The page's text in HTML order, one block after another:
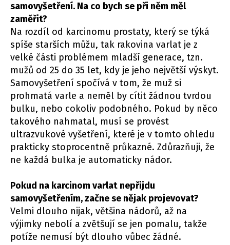
samovyšetření. Na co bych se při něm měl
zaměřit?
Na rozdíl od karcinomu prostaty, který se týká
spíše starších můžu, tak rakovina varlat je z
velké části problémem mladší generace, tzn.
mužů od 25 do 35 let, kdy je jeho největší výskyt.
Samovyšetření spočívá v tom, že muž si
prohmatá varle a neměl by cítit žádnou tvrdou
bulku, nebo cokoliv podobného. Pokud by něco
takového nahmatal, musí se provést
ultrazvukové vyšetření, které je v tomto ohledu
prakticky stoprocentně průkazné. Zdůrazňuji, že
ne každá bulka je automaticky nádor.
Pokud na karcinom varlat nepřijdu
samovyšetřením, začne se nějak projevovat?
Velmi dlouho nijak, většina nádorů, až na
výjimky nebolí a zvětšují se jen pomalu, takže
potíže nemusí být dlouho vůbec žádné.